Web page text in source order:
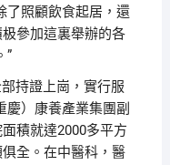
了照顧飲食起居，還
參加這裏舉辦的各
”
持證上崗，實行服
慶）康養產業集團副
積就達2000多平方
全。在中醫科，醫